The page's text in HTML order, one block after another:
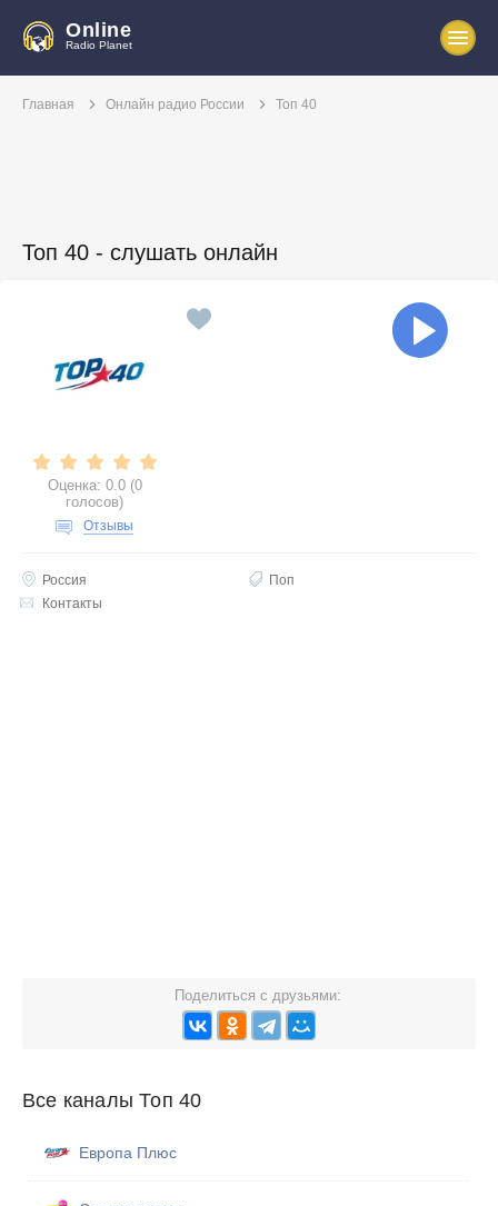
Online
Radio Planet
Главная Онлайн радио России Топ 40
Топ 40 - слушать онлайн
Оценка: 0.0 (0
голосов)
Отзывы
Россия
Поп
Контакты
Поделиться с друзьями:
Все каналы Топ 40
Европа Плюс